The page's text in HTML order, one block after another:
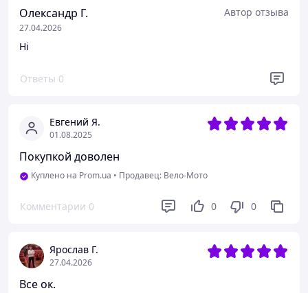
Олександр Г.
27.04.2026
Автор отзыва
Ні
Ответы 0
Евгений Я.
01.08.2025
Покупкой доволен
Куплено на Prom.ua • Продавец: Вело-Мото
Комментарии 0 0 0
Ярослав Г.
27.04.2026
Все ок.